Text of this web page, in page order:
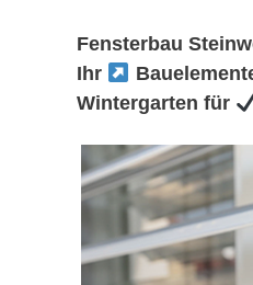
Fensterbau
Ihr
Wintergarten für